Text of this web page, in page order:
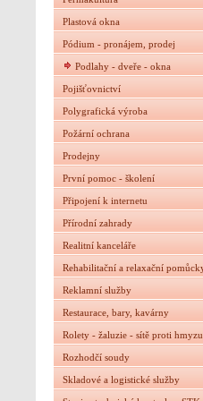
Plastová okna
Pódium - pronájem, prodej
Podlahy - dveře - okna
Pojišťovnictví
Polygrafická výroba
Požární ochrana
Prodejny
První pomoc - školení
Připojení k internetu
Přírodní zahrady
Realitní kanceláře
Rehabilitační a relaxační
Reklamní služby
Restaurace, bary, kavárny
Rolety - žaluzie - sítě proti hmyzu
Rozhodčí soudy
Skladové a logistické služby